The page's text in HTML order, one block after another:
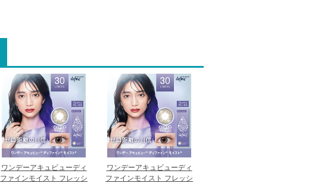
ワンデーアキュビューディ
ファインモイスト フレッシ
ワンデーアキュビューディ
ファインモイスト フレッシ